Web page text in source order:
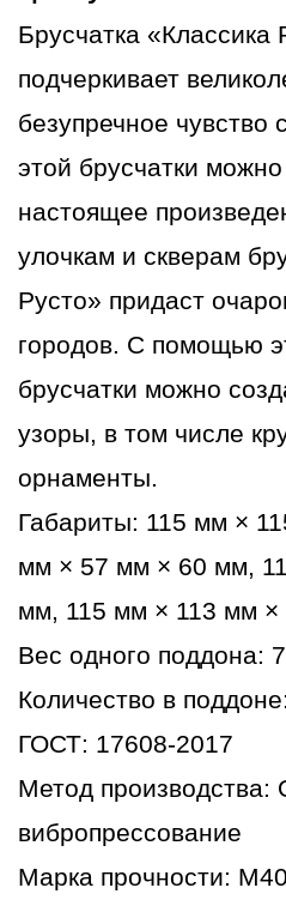
темно-
Брусчатка «Классика
подчеркивает
безупречное
этой брусчатки
настоящее
улочкам и скверам
Русто» придаст
городов. С помощью
брусчатки можно
узоры, в том числе
орнаменты.
Габариты: 115 мм ×
мм × 57 мм × 60 мм,
мм, 115 мм × 113 мм ×
Вес одного поддона:
Количество в
ГОСТ: 17608-2017
Метод производства:
вибропрессование
Марка прочности: